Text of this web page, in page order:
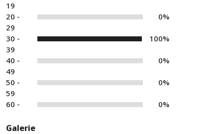
19
20 -
29
0%
30 -
39
100%
40 -
49
0%
50 -
59
0%
60 - 0%
Galerie